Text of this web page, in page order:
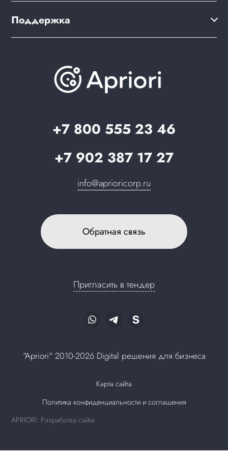
+7 800 555 23 46
+7 902 387 17 27
info@aprioricorp.ru
Обратная связь
Пригласить в тендер
Дизайн интернет-магазина
Brander: подбор названия сайта
Варианты оплаты
Скидки и бонусы
О компании
Поддержка
Документация
Вопрос-ответ
Запрос в поддержку
"Apriori" 2010-2026 Digital решения для бизнеса
Карта сайта
Политика конфиденциальности и соглашения
APRIORI: Разработка сайта